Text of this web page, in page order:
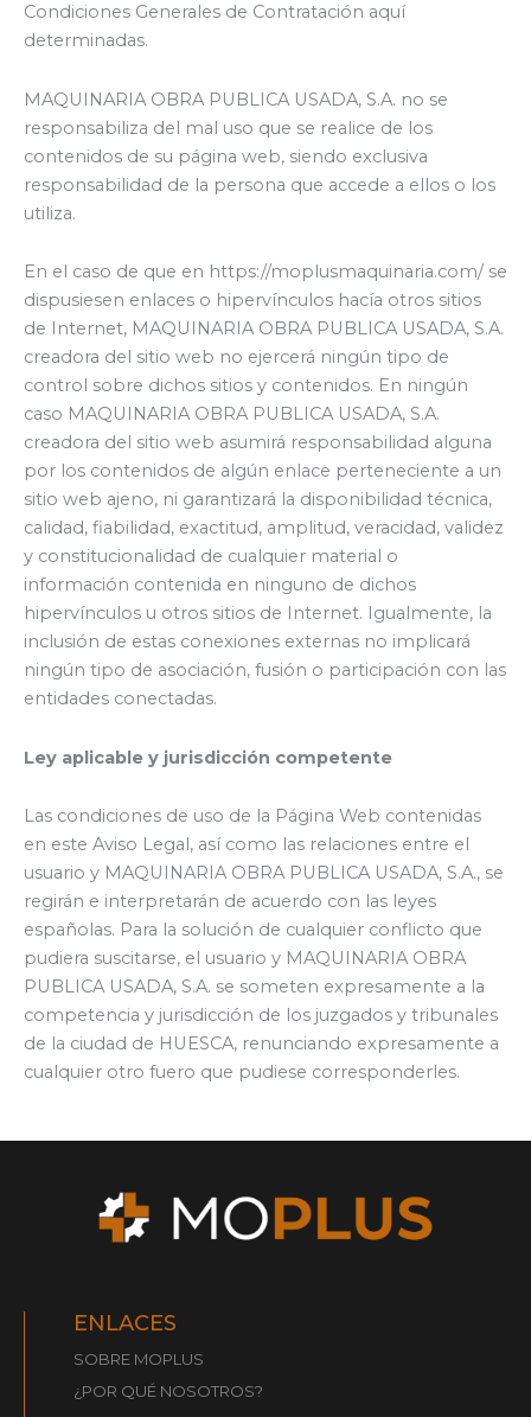
Condiciones Generales de Contratación aquí
determinadas.
MAQUINARIA OBRA PUBLICA USADA, S.A. no se
responsabiliza del mal uso que se realice de los
contenidos de su página web, siendo exclusiva
responsabilidad de la persona que accede a ellos o los
utiliza.
En el caso de que en https://moplusmaquinaria.com/ se
dispusiesen enlaces o hipervínculos hacía otros sitios
de Internet, MAQUINARIA OBRA PUBLICA USADA, S.A.
creadora del sitio web no ejercerá ningún tipo de
control sobre dichos sitios y contenidos. En ningún
caso MAQUINARIA OBRA PUBLICA USADA, S.A.
creadora del sitio web asumirá responsabilidad alguna
por los contenidos de algún enlace perteneciente a un
sitio web ajeno, ni garantizará la disponibilidad técnica,
calidad, fiabilidad, exactitud, amplitud, veracidad, validez
y constitucionalidad de cualquier material o
información contenida en ninguno de dichos
hipervínculos u otros sitios de Internet. Igualmente, la
inclusión de estas conexiones externas no implicará
ningún tipo de asociación, fusión o participación con las
entidades conectadas.
Ley aplicable y jurisdicción competente
Las condiciones de uso de la Página Web contenidas
en este Aviso Legal, así como las relaciones entre el
usuario y MAQUINARIA OBRA PUBLICA USADA, S.A., se
regirán e interpretarán de acuerdo con las leyes
españolas. Para la solución de cualquier conflicto que
pudiera suscitarse, el usuario y MAQUINARIA OBRA
PUBLICA USADA, S.A. se someten expresamente a la
competencia y jurisdicción de los juzgados y tribunales
de la ciudad de HUESCA, renunciando expresamente a
cualquier otro fuero que pudiese corresponderles.
ENLACES
SOBRE MOPLUS
¿POR QUÉ NOSOTROS?